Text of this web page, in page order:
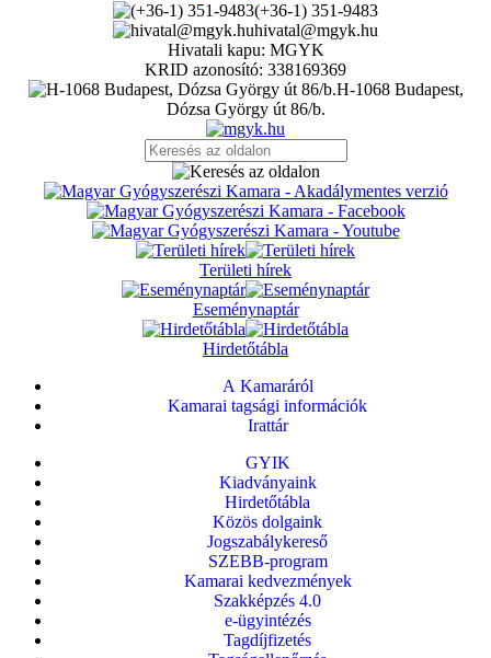
(+36-1) 351-9483
hivatal@mgyk.hu
Hivatali kapu: MGYK
KRID azonosító: 338169369
H-1068 Budapest,
Dózsa György út 86/b.
Területi hírek
Eseménynaptár
Hirdetőtábla
A Kamaráról
Kamarai tagsági információk
Irattár
GYIK
Kiadványaink
Hirdetőtábla
Közös dolgaink
Jogszabálykereső
SZEBB-program
Kamarai kedvezmények
Szakképzés 4.0
e-ügyintézés
Tagdíjfizetés